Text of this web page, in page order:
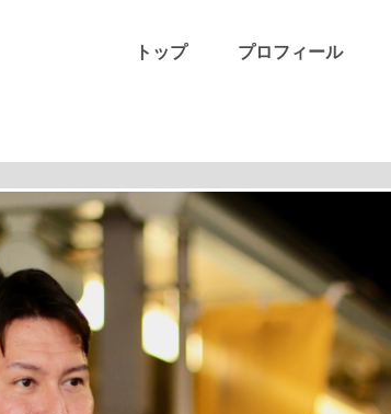
トップ プロフィール